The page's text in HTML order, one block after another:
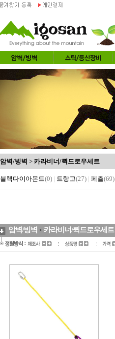
암벽/빙벽 > 카라비너/퀵드로우세트
블랙다이아몬드(0) | 트랑고(27) | 페츨(69)
암벽/빙벽 > 카라비너/퀵드로우세트